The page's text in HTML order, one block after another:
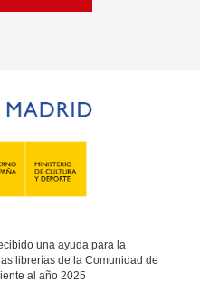
una ayuda para la
librerías de la Comunidad de
al año 2025